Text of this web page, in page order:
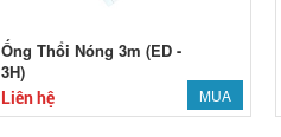
Ống Thổi Nóng 3m (ED -
3H)
Liên hệ MUA